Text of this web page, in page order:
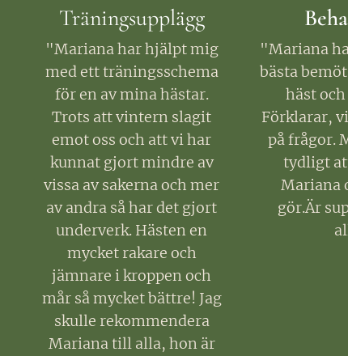
Träningsupplägg
"Mariana har hjälpt mig
med ett träningsschema
för en av mina hästar.
Trots att vintern slagit
emot oss och att vi har
kunnat gjort mindre av
vissa av sakerna och mer
av andra så har det gjort
underverk. Hästen en
mycket rakare och
jämnare i kroppen och
mår så mycket bättre! Jag
skulle rekommendera
Mariana till alla, hon är
"Mariana
bästa
häst
Förklarar,
på frågor.
tydligt
Mariana
gör.Är